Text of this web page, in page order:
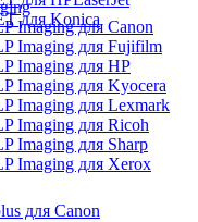
для Konica
Imaging для Canon
Imaging для Fujifilm
Imaging для HP
Imaging для Kyocera
Imaging для Lexmark
Imaging для Ricoh
Imaging для Sharp
Imaging для Xerox
для Canon